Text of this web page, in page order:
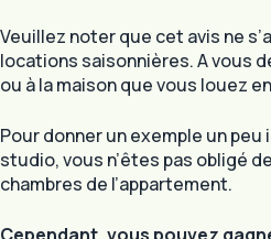
Veuillez noter que cet avis ne
locations saisonnières. A vous
ou à la maison que vous louez
Pour donner un exemple un
studio, vous n’êtes pas obligé
chambres de l’appartement.